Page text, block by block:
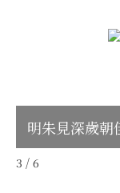
民國梅蘭
4 / 6